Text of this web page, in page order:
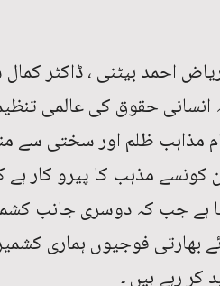
احمد بیٹنی ، ڈاکٹر کمال
حقوق کی عالمی
مذاہب ظلم اور سختی سے
کونسے مذہب کا پیرو کار
ہے جب کہ دوسری جانب
بھارتی فوجیوں ہماری
کر رہے ہیں ۔